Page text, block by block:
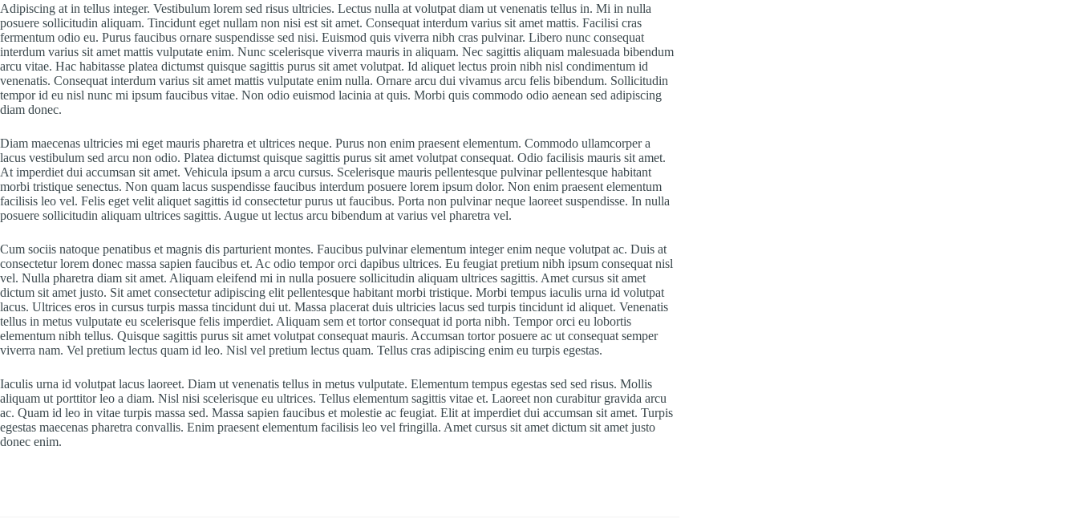
Adipiscing at in tellus integer. Vestibulum lorem sed risus ultricies. Lectus nulla at volutpat diam ut venenatis tellus in. Mi in nulla
posuere sollicitudin aliquam. Tincidunt eget nullam non nisi est sit amet. Consequat interdum varius sit amet mattis. Facilisi cras
fermentum odio eu. Purus faucibus ornare suspendisse sed nisi. Euismod quis viverra nibh cras pulvinar. Libero nunc consequat
interdum varius sit amet mattis vulputate enim. Nunc scelerisque viverra mauris in aliquam. Nec sagittis aliquam malesuada bibendum
arcu vitae. Hac habitasse platea dictumst quisque sagittis purus sit amet volutpat. Id aliquet lectus proin nibh nisl condimentum id
venenatis. Consequat interdum varius sit amet mattis vulputate enim nulla. Ornare arcu dui vivamus arcu felis bibendum. Sollicitudin
tempor id eu nisl nunc mi ipsum faucibus vitae. Non odio euismod lacinia at quis. Morbi quis commodo odio aenean sed adipiscing
diam donec.
Diam maecenas ultricies mi eget mauris pharetra et ultrices neque. Purus non enim praesent elementum. Commodo ullamcorper a
lacus vestibulum sed arcu non odio. Platea dictumst quisque sagittis purus sit amet volutpat consequat. Odio facilisis mauris sit amet.
At imperdiet dui accumsan sit amet. Vehicula ipsum a arcu cursus. Scelerisque mauris pellentesque pulvinar pellentesque habitant
morbi tristique senectus. Non quam lacus suspendisse faucibus interdum posuere lorem ipsum dolor. Non enim praesent elementum
facilisis leo vel. Felis eget velit aliquet sagittis id consectetur purus ut faucibus. Porta non pulvinar neque laoreet suspendisse. In nulla
posuere sollicitudin aliquam ultrices sagittis. Augue ut lectus arcu bibendum at varius vel pharetra vel.
Cum sociis natoque penatibus et magnis dis parturient montes. Faucibus pulvinar elementum integer enim neque volutpat ac. Duis at
consectetur lorem donec massa sapien faucibus et. Ac odio tempor orci dapibus ultrices. Eu feugiat pretium nibh ipsum consequat nisl
vel. Nulla pharetra diam sit amet. Aliquam eleifend mi in nulla posuere sollicitudin aliquam ultrices sagittis. Amet cursus sit amet
dictum sit amet justo. Sit amet consectetur adipiscing elit pellentesque habitant morbi tristique. Morbi tempus iaculis urna id volutpat
lacus. Ultrices eros in cursus turpis massa tincidunt dui ut. Massa placerat duis ultricies lacus sed turpis tincidunt id aliquet. Venenatis
tellus in metus vulputate eu scelerisque felis imperdiet. Aliquam sem et tortor consequat id porta nibh. Tempor orci eu lobortis
elementum nibh tellus. Quisque sagittis purus sit amet volutpat consequat mauris. Accumsan tortor posuere ac ut consequat semper
viverra nam. Vel pretium lectus quam id leo. Nisl vel pretium lectus quam. Tellus cras adipiscing enim eu turpis egestas.
Iaculis urna id volutpat lacus laoreet. Diam ut venenatis tellus in metus vulputate. Elementum tempus egestas sed sed risus. Mollis
aliquam ut porttitor leo a diam. Nisl nisi scelerisque eu ultrices. Tellus elementum sagittis vitae et. Laoreet non curabitur gravida arcu
ac. Quam id leo in vitae turpis massa sed. Massa sapien faucibus et molestie ac feugiat. Elit at imperdiet dui accumsan sit amet. Turpis
egestas maecenas pharetra convallis. Enim praesent elementum facilisis leo vel fringilla. Amet cursus sit amet dictum sit amet justo
donec enim.